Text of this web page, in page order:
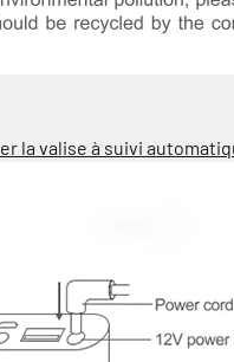
la valise à suivi